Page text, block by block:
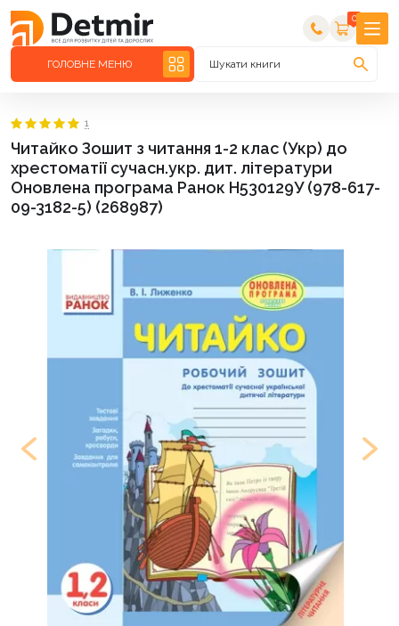
0
ГОЛОВНЕ МЕНЮ Шукати книги
Читайко Зошит з читання 1-2 клас (Укр) до
хрестоматії сучасн.укр. дит. літератури
Оновлена програма Ранок Н530129У (978-617-
09-3182-5) (268987)
1